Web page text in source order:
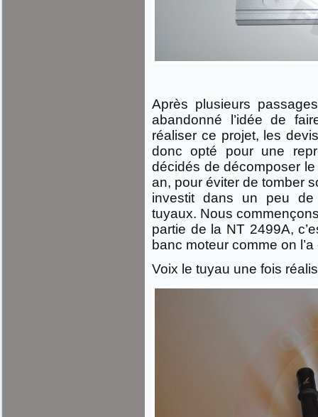
Après plusieurs
abandonné l’idée de
réaliser ce projet, les
donc opté pour une
décidés de décomposer
an, pour éviter de tomber
investit dans un peu de
tuyaux. Nous
partie de la NT 2499A,
banc moteur comme on
Voix le tuyau une fois